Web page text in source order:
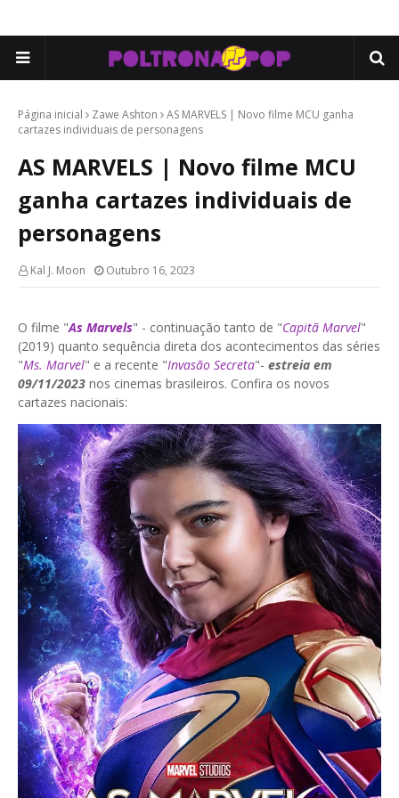
Página inicial Zawe Ashton
AS MARVELS | Novo filme MCU ganha
cartazes individuais de personagens
AS MARVELS | Novo filme MCU
ganha cartazes individuais de
personagens
Kal J. Moon Outubro 16, 2023
O filme "As Marvels" - continuação tanto de "Capitã Marvel"
(2019) quanto sequência direta dos acontecimentos das séries
"Ms. Marvel" e a recente "Invasão Secreta"- estreia em
09/11/2023 nos cinemas brasileiros. Confira os novos
cartazes nacionais: